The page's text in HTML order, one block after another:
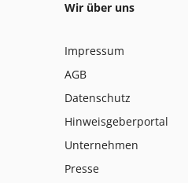
Wir über uns
Impressum
AGB
Datenschutz
Hinweisgeberportal
Unternehmen
Presse